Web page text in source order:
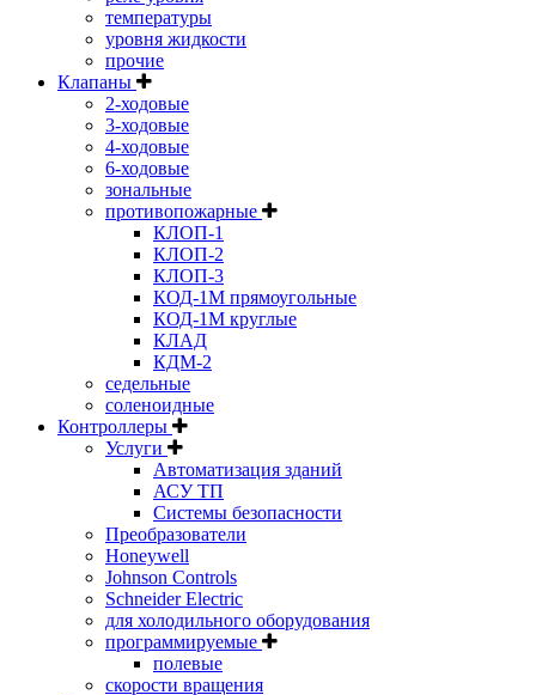
температуры
уровня жидкости
прочие
Клапаны
2-ходовые
3-ходовые
4-ходовые
6-ходовые
зональные
противопожарные
КЛОП-1
КЛОП-2
КЛОП-3
КОД-1М прямоугольные
КОД-1М круглые
КЛАД
КДМ-2
седельные
соленоидные
Контроллеры
Услуги
Автоматизация зданий
АСУ ТП
Системы безопасности
Преобразователи
Honeywell
Johnson Controls
Schneider Electric
для холодильного оборудования
программируемые
полевые
скорости вращения